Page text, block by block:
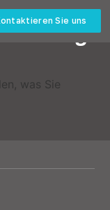
Sie uns
Blog
was Sie